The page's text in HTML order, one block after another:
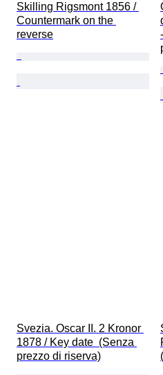
Skilling Rigsmont 1856 /
Countermark on the
reverse
Svezia. Oscar II. 2 Kronor
1878 / Key date  (Senza
prezzo di riserva)